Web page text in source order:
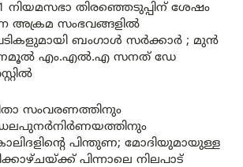
നിയമസഭാ തിരഞ്ഞെടുപ്പിന് ശേഷം
അക്രമ സംഭവങ്ങളിൽ
ബംഗാൾ സർക്കാർ ; മുൻ
എം.എൽ.എ സനത് ഡേ
സംവരണത്തിനും
പിന്തുണ; മോദിയുമായുള്ള
പിന്നാലെ നിലപാട്